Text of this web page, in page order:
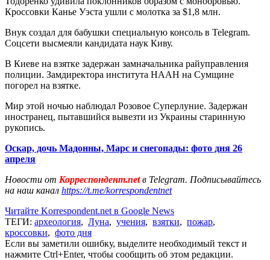
Кроссовки Канье Уэста ушли с молотка за $1,8 млн.
Внук создал для бабушки специальную консоль в Telegram.
Соцсети высмеяли кандидата наук Киву.
В Киеве на взятке задержан замначальника райуправления
полиции. Замдиректора института НААН на Сумщине
погорел на взятке.
Мир этой ночью наблюдал Розовое Суперлуние. Задержан
иностранец, пытавшийся вывезти из Украины старинную
рукопись.
Оскар, дочь Мадонны, Марс и снегопады: фото дня 26
апреля
Новости от Корреспондент.netв Telegram. Подписывайтесь
на наш канал https://t.me/korrespondentnet
Читайте Korrespondent.net в Google News
ТЕГИ: археология, Луна, учения, взятки, пожар,
кроссовки, фото дня
Если вы заметили ошибку, выделите необходимый текст и
нажмите Ctrl+Enter, чтобы сообщить об этом редакции.